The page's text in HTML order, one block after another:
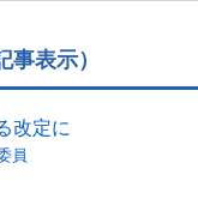
表示）
改定に
員